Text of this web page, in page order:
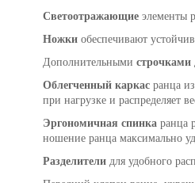
Светоотражающиеэлементы
Ножкиобеспечивают
Дополнительными строчками
Облегченный каркасранца
при нагрузке и распределяет
Эргономичная спинкаранца
ношение ранца максимально
Разделителидля удобного